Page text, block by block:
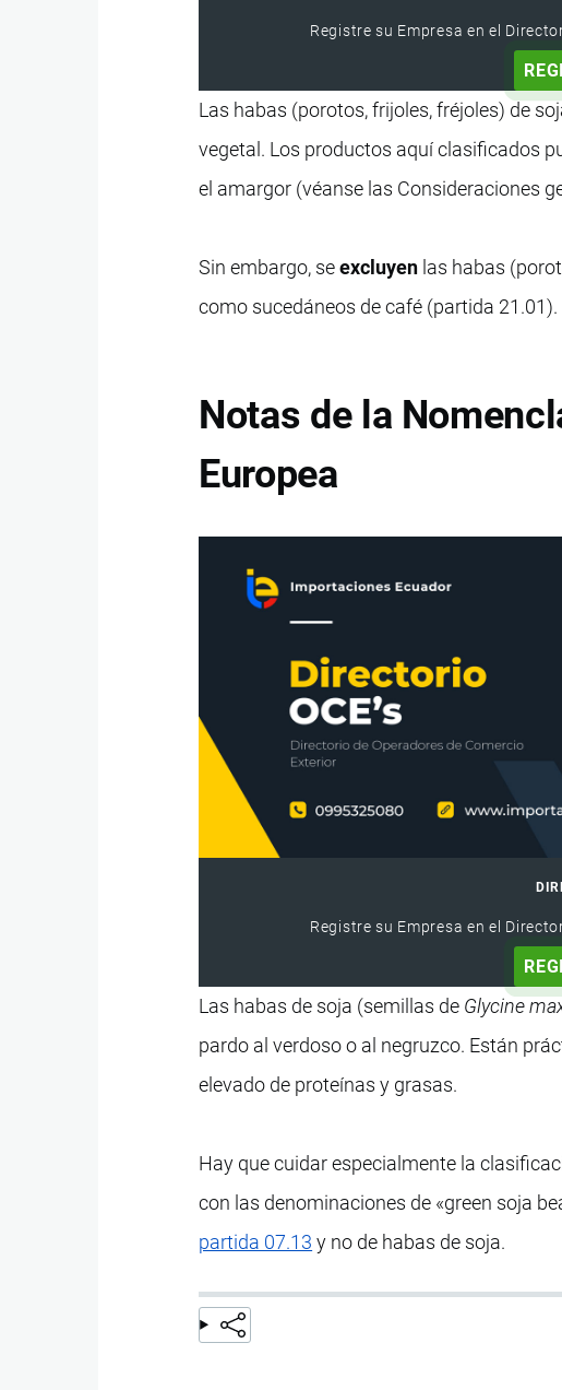
Registre su Empresa en el
Las habas (porotos, frijoles, fréjoles) de
vegetal. Los productos aquí clasificados
el amargor (véanse las Consideraciones
Sin embargo, seexcluyen las habas
como sucedáneos de café (partida 21.01).
Notas de la
Europea
Registre su Empresa en el
Las habas de soja (semillas de Glycine
pardo al verdoso o al negruzco. Están
elevado de proteínas y grasas.
Hay que cuidar especialmente la
con las denominaciones de «green soja
partida 07.13 y no de habas de soja.